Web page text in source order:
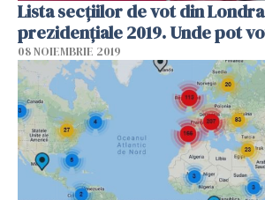
Lista secțiilor de vot din
prezidențiale 2019. Unde pot
08 NOIEMBRIE 2019